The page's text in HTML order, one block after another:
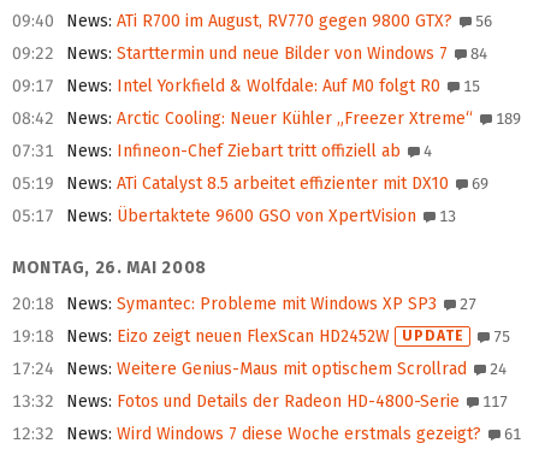
09:40 News: ATi R700 im August, RV770 gegen 9800 GTX? 56
09:22 News: Starttermin und neue Bilder von Windows 7 84
09:17 News: Intel Yorkfield & Wolfdale: Auf M0 folgt R0 15
08:42 News: Arctic Cooling: Neuer Kühler „Freezer Xtreme“ 189
07:31 News: Infineon-Chef Ziebart tritt offiziell ab 4
05:19 News: ATi Catalyst 8.5 arbeitet effizienter mit DX10 69
05:17 News: Übertaktete 9600 GSO von XpertVision 13
MONTAG, 26. MAI 2008
20:18
News: Symantec: Probleme mit Windows XP SP3 27
19:18 News: Eizo zeigt neuen FlexScan HD2452W UPDATE 75
17:24 News: Weitere Genius-Maus mit optischem Scrollrad 24
13:32 News: Fotos und Details der Radeon HD-4800-Serie 117
12:32 News: Wird Windows 7 diese Woche erstmals gezeigt? 61